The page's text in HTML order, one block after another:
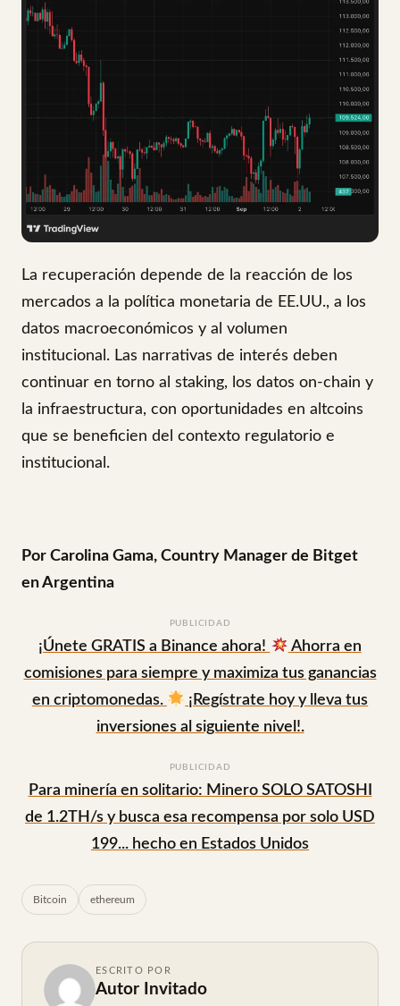
La recuperación depende de la reacción de los
mercados a la política monetaria de EE.UU., a los
datos macroeconómicos y al volumen
institucional. Las narrativas de interés deben
continuar en torno al staking, los datos on-chain y
la infraestructura, con oportunidades en altcoins
que se beneficien del contexto regulatorio e
institucional.
Por Carolina Gama, Country Manager de Bitget
en Argentina
PUBLICIDAD
¡Únete GRATIS a Binance ahora!
Ahorra en
comisiones para siempre y maximiza tus ganancias
en criptomonedas.
¡Regístrate hoy y lleva tus
inversiones al siguiente nivel!.
PUBLICIDAD
Para minería en solitario: Minero SOLO SATOSHI
de 1.2TH/s y busca esa recompensa por solo USD
199... hecho en Estados Unidos
Bitcoin ethereum
ESCRITO POR
Autor Invitado